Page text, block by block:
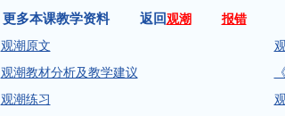
更多本课教学资料 返回观潮
报错
观潮原文
观潮教材分析及教学建议
观潮练习